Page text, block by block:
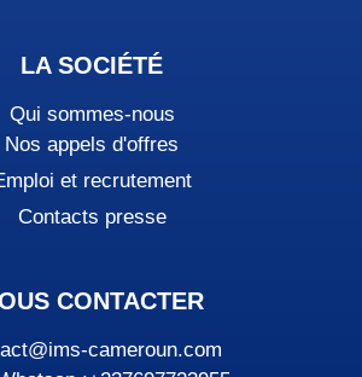
LA SOCIÉTÉ
Qui sommes-nous
Nos appels d'offres
et recrutement
Contacts presse
CONTACTER
cameroun.com